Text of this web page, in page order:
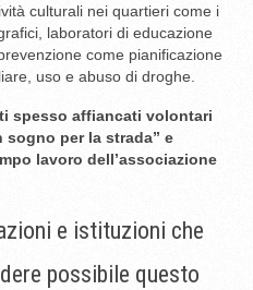
culturali nei quartieri come i
laboratori di educazione
come pianificazione
uso e abuso di droghe.
spesso affiancati volontari
sogno per la strada” e
lavoro dell’associazione
e istituzioni che
possibile questo